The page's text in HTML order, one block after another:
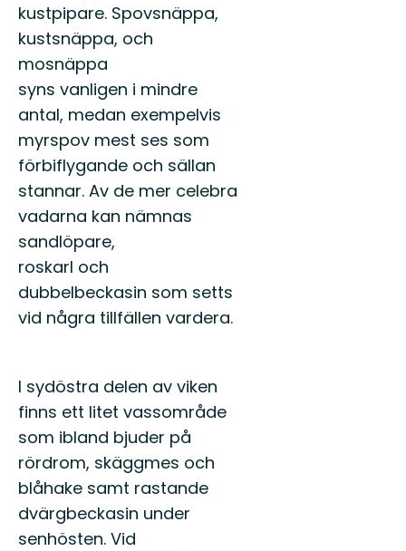
kustpipare. Spovsnäppa,
kustsnäppa, och
mosnäppa
syns vanligen i mindre
antal, medan exempelvis
myrspov mest ses som
förbiflygande och sällan
stannar. Av de mer celebra
vadarna kan nämnas
sandlöpare,
roskarl och
dubbelbeckasin som setts
vid några tillfällen vardera.
I sydöstra delen av viken
finns ett litet vassområde
som ibland bjuder på
rördrom, skäggmes och
blåhake samt rastande
dvärgbeckasin under
senhösten. Vid